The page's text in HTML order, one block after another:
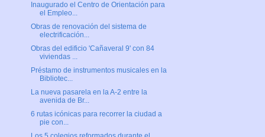
Inaugurado el Centro de Orientación para
el Empleo...
Obras de renovación del sistema de
electrificación...
Obras del edificio 'Cañaveral 9' con 84
viviendas ...
Préstamo de instrumentos musicales en la
Bibliotec...
La nueva pasarela en la A-2 entre la
avenida de Br...
6 rutas icónicas para recorrer la ciudad a
pie con...